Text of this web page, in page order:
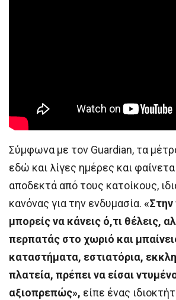
Σύμφωνα με τον Guardian, τα
εδώ και λίγες ημέρες και
αποδεκτά από τους κατοίκους,
κανόνας για την ενδυμασία.
μπορείς να κάνεις ό,τι θέλεις,
περπατάς στο χωριό και
καταστήματα, εστιατόρια,
πλατεία, πρέπει να είσαι
αξιοπρεπώς», είπε ένας